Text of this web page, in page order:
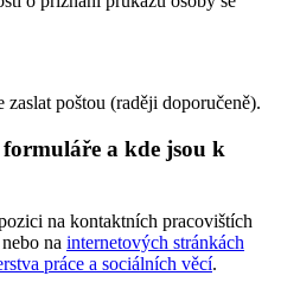
poštou (raději doporučeně).
a kde jsou k
na kontaktních pracovištích
na internetových stránkách
práce a sociálních věcí.